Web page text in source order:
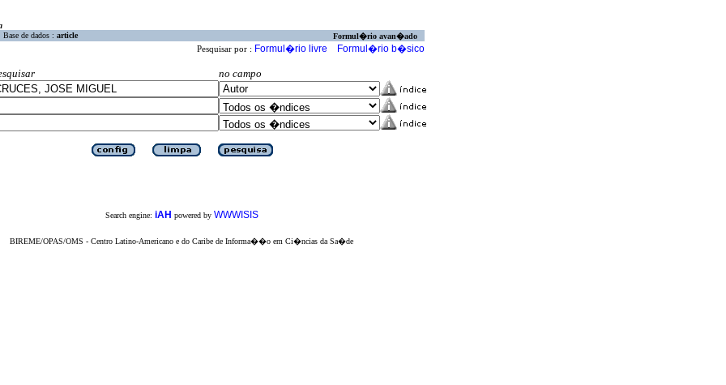
Base de dados : article Formul�rio avan�ado
Pesquisar por : Formul�rio livre Formul�rio b�sico
no campo
Search engine: iAH powered by WWWISIS
BIREME/OPAS/OMS - Centro Latino-Americano e do Caribe de Informa��o em Ci�ncias da Sa�de